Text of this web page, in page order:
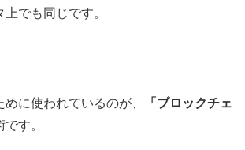
でも同じです。
に使われているのが、
「ブロックチェ
す。